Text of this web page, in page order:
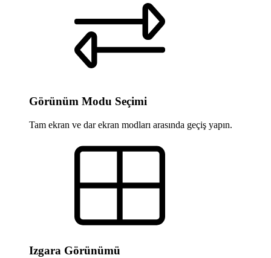
Görünüm Modu Seçimi
Tam ekran ve dar ekran modları arasında geçiş yapın.
Izgara Görünümü